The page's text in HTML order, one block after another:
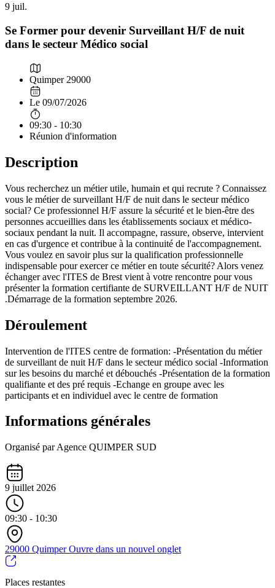
9 juil.
Se Former pour devenir Surveillant H/F de nuit
dans le secteur Médico social
Quimper 29000
Le 09/07/2026
09:30 - 10:30
Réunion d'information
Description
Vous recherchez un métier utile, humain et qui recrute ? Connaissez
vous le métier de surveillant H/F de nuit dans le secteur médico
social? Ce professionnel H/F assure la sécurité et le bien-être des
personnes accueillies dans les établissements sociaux et médico-
sociaux pendant la nuit. Il accompagne, rassure, observe, intervient
en cas d'urgence et contribue à la continuité de l'accompagnement.
Vous voulez en savoir plus sur la qualification professionnelle
indispensable pour exercer ce métier en toute sécurité? Alors venez
échanger avec l'ITES de Brest vient à votre rencontre pour vous
présenter la formation certifiante de SURVEILLANT H/F de NUIT
.Démarrage de la formation septembre 2026.
Déroulement
Intervention de l'ITES centre de formation: -Présentation du métier
de surveillant de nuit H/F dans le secteur médico social -Information
sur les besoins du marché et débouchés -Présentation de la formation
qualifiante et des pré requis -Echange en groupe avec les
participants et en individuel avec le centre de formation
Informations générales
Organisé par Agence QUIMPER SUD
9 juillet 2026
09:30 - 10:30
29000 QuimperOuvre dans un nouvel onglet
Places restantes